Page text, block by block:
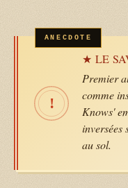
!
★ LE
Premier
comme
Knows'
inversées
au sol.